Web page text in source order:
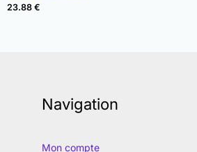
23.88 €
Navigation
Mon compte